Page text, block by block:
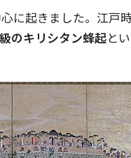
に起きました。江戸
のキリシタン蜂起と